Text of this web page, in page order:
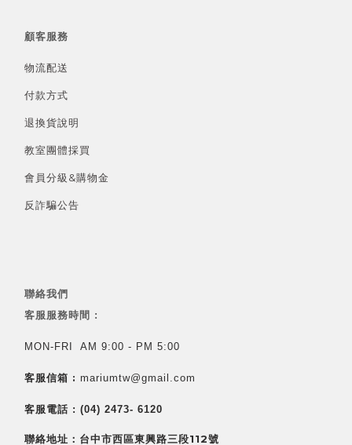
顧客服務
物流配送
付款方式
退換貨說明
教室團體採買
會員分級&購物金
反詐騙公告
聯絡我們
客服服務時間 :
MON-FRI AM 9:00 - PM 5:00
客服信箱 : mariumtw@gmail.com
客服電話 : (04) 2473- 6120
聯絡地址：台中市西區東興路三段112號